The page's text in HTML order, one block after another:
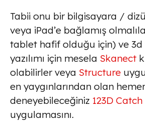
Tabii onu bir bilgisayara /
veya iPad’e bağlamış
tablet hafif olduğu için) ve
yazılımı için mesela Skanect
olabilirler veya Structure
en yaygınlarından olan
deneyebileceğiniz 123D
uygulamasını.